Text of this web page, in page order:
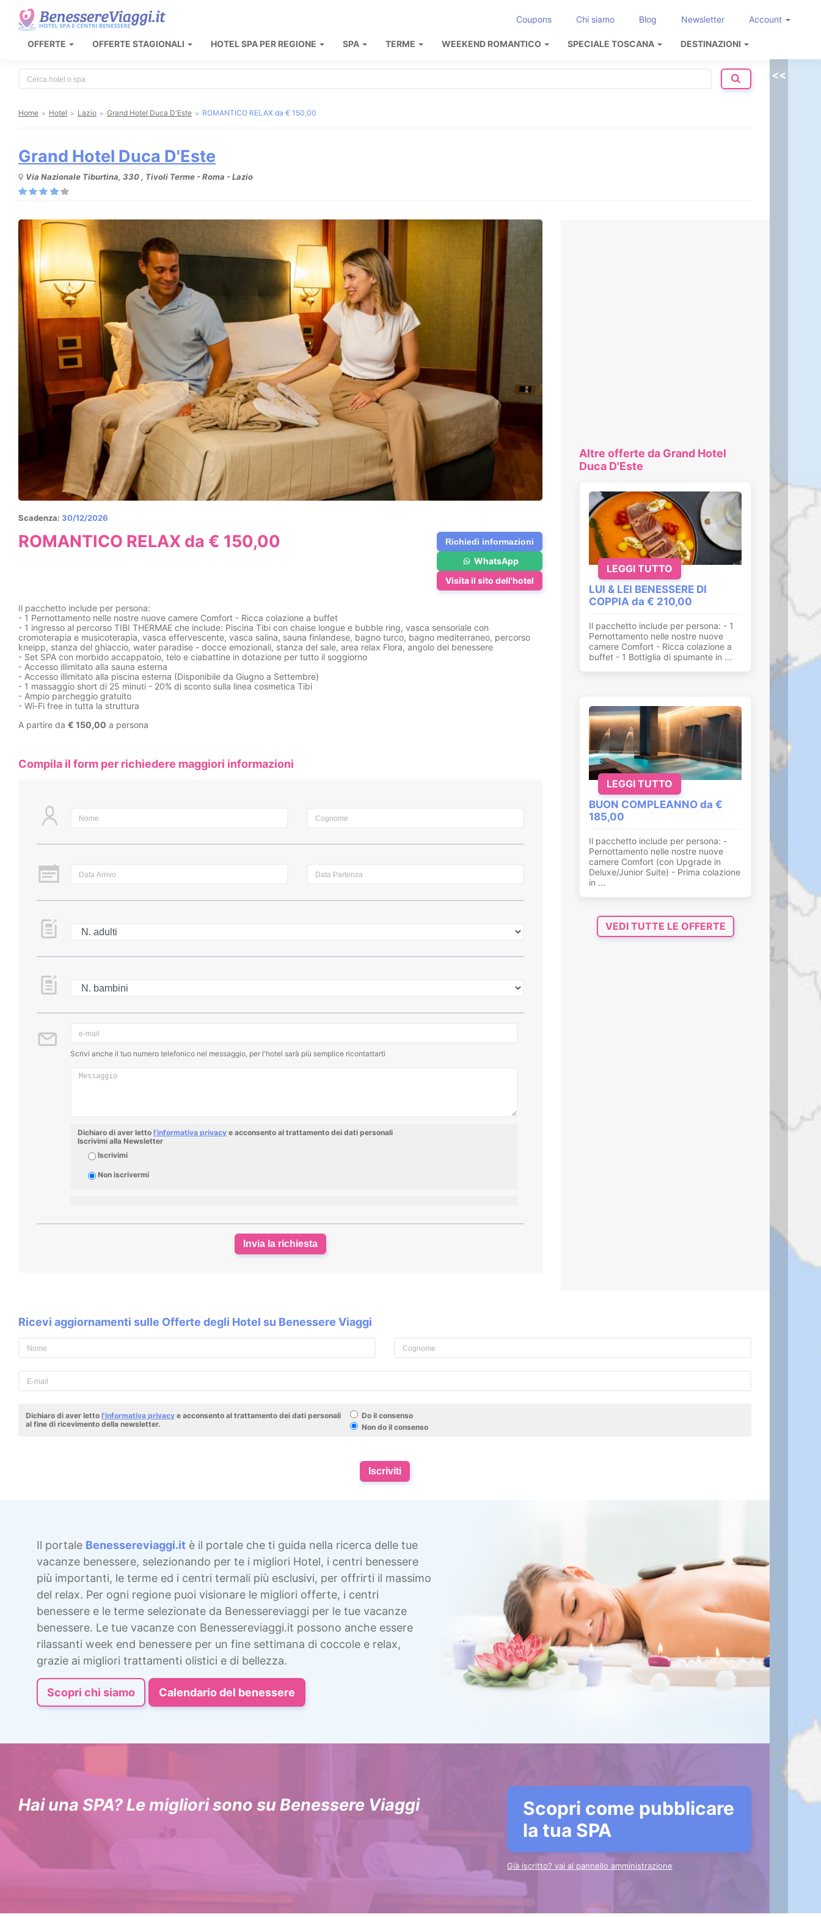
Coupons Chi siamo Blog Newsletter Account
OFFERTE OFFERTE STAGIONALI HOTEL SPA PER REGIONE SPA TERME WEEKEND ROMANTICO SPECIALE TOSCANA DESTINAZIONI
Home Hotel Lazio Grand Hotel Duca D'Este ROMANTICO RELAX da € 150,00
Grand Hotel Duca D'Este
Via Nazionale Tiburtina, 330 , Tivoli Terme - Roma - Lazio
Scadenza: 30/12/2026
ROMANTICO RELAX da € 150,00 Richiedi informazioni
WhatsApp
Visita il sito dell'hotel
Il pacchetto include per persona:
- 1 Pernottamento nelle nostre nuove camere Comfort - Ricca colazione a buffet
- 1 ingresso al percorso TIBI THERMAE che include: Piscina Tibi con chaise longue e bubble ring, vasca sensoriale con
cromoterapia e musicoterapia, vasca effervescente, vasca salina, sauna finlandese, bagno turco, bagno mediterraneo, percorso
kneipp, stanza del ghiaccio, water paradise - docce emozionali, stanza del sale, area relax Flora, angolo del benessere
- Set SPA con morbido accappatoio, telo e ciabattine in dotazione per tutto il soggiorno
- Accesso illimitato alla sauna esterna
- Accesso illimitato alla piscina esterna (Disponibile da Giugno a Settembre)
- 1 massaggio short di 25 minuti - 20% di sconto sulla linea cosmetica Tibi
- Ampio parcheggio gratuito
- Wi-Fi free in tutta la struttura
A partire da € 150,00 a persona
Compila il form per richiedere maggiori informazioni
Scrivi anche il tuo numero telefonico nel messaggio, per l'hotel sarà più semplice ricontattarti
Dichiaro di aver letto l'informativa privacy e acconsento al trattamento dei dati personali
Iscrivimi alla Newsletter
Iscrivimi
Non iscrivermi
Invia la richiesta
Altre offerte da Grand Hotel
Duca D'Este
LUI & LEI BENESSERE DI
COPPIA da € 210,00
Il pacchetto include per persona: - 1
Pernottamento nelle nostre nuove
camere Comfort - Ricca colazione a
buffet - 1 Bottiglia di spumante in ...
LEGGI TUTTO
BUON COMPLEANNO da €
185,00
Il pacchetto include per persona: -
Pernottamento nelle nostre nuove
camere Comfort (con Upgrade in
Deluxe/Junior Suite) - Prima colazione
in ...
LEGGI TUTTO
VEDI TUTTE LE OFFERTE
Ricevi aggiornamenti sulle Offerte degli Hotel su Benessere Viaggi
Dichiaro di aver letto l'informativa privacy e acconsento al trattamento dei dati personali
al fine di ricevimento della newsletter.
Do il consenso
Non do il consenso
Iscriviti
Il portale Benessereviaggi.it è il portale che ti guida nella ricerca delle tue
vacanze benessere, selezionando per te i migliori Hotel, i centri benessere
più importanti, le terme ed i centri termali più esclusivi, per offrirti il massimo
del relax. Per ogni regione puoi visionare le migliori offerte, i centri
benessere e le terme selezionate da Benessereviaggi per le tue vacanze
benessere. Le tue vacanze con Benessereviaggi.it possono anche essere
rilassanti week end benessere per un fine settimana di coccole e relax,
grazie ai migliori trattamenti olistici e di bellezza.
Scopri chi siamo Calendario del benessere
Hai una SPA? Le migliori sono su Benessere Viaggi
Scopri come pubblicare
la tua SPA
Già iscritto? vai al pannello amministrazione
<<